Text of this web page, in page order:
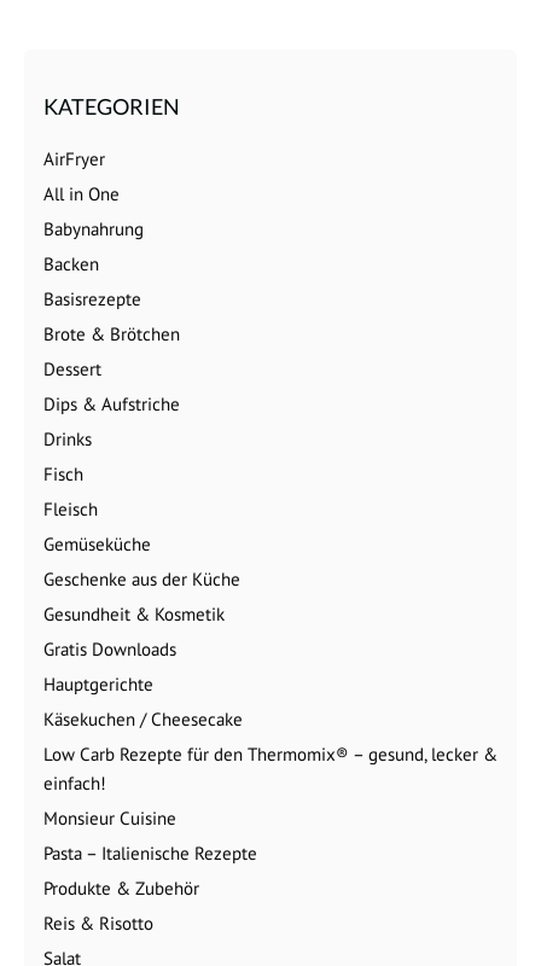
KATEGORIEN
AirFryer
All in One
Babynahrung
Backen
Basisrezepte
Brote & Brötchen
Dessert
Dips & Aufstriche
Drinks
Fisch
Fleisch
Gemüseküche
Geschenke aus der Küche
Gesundheit & Kosmetik
Gratis Downloads
Hauptgerichte
Käsekuchen / Cheesecake
Low Carb Rezepte für den Thermomix® – gesund, lecker &
einfach!
Monsieur Cuisine
Pasta – Italienische Rezepte
Produkte & Zubehör
Reis & Risotto
Salat